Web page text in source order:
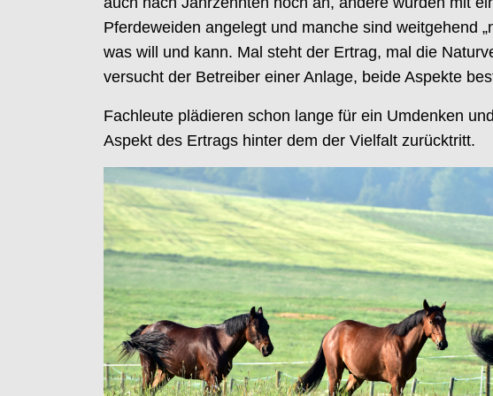
Pferdeweiden angelegt und manche sind weitgehend
was will und kann. Mal steht der Ertrag, mal die
versucht der Betreiber einer Anlage, beide Aspekte
Fachleute plädieren schon lange für ein Umdenken
Aspekt des Ertrags hinter dem der Vielfalt zurücktritt.